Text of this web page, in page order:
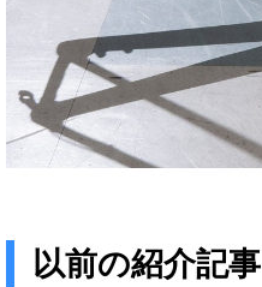
以前の紹介記事